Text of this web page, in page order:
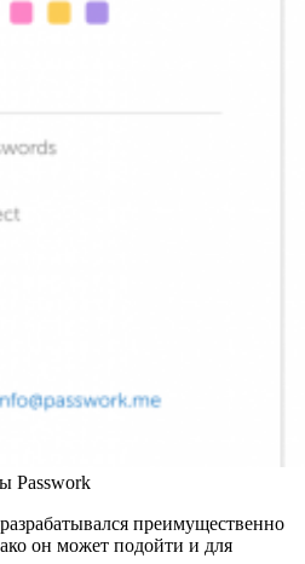
Passwork
преимущественно
он может подойти и для